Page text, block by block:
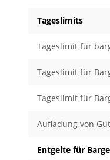
Tageslimits
Tageslimit für
Tageslimit für
Tageslimit für
Aufladung von
Entgelte für